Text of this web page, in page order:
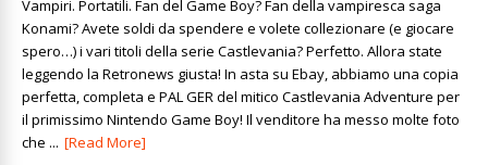
Vampiri. Portatili. Fan del Game Boy? Fan della vampiresca saga
Konami? Avete soldi da spendere e volete collezionare (e giocare
spero…) i vari titoli della serie Castlevania? Perfetto. Allora state
leggendo la Retronews giusta! In asta su Ebay, abbiamo una copia
perfetta, completa e PAL GER del mitico Castlevania Adventure per
il primissimo Nintendo Game Boy! Il venditore ha messo molte foto
che ... [Read More]